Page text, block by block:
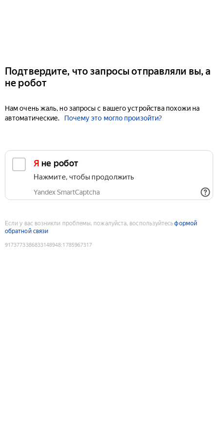
Подтвердите, что запросы отправляли вы, а
не робот
Нам очень жаль, но запросы с вашего устройства похожи на
автоматические.
Почему это могло произойти?
Я не робот
Нажмите, чтобы продолжить
Yandex SmartCaptcha
Если у вас возникли проблемы, пожалуйста, воспользуйтесьформой
обратной связи
9173773386833148948:1785967317